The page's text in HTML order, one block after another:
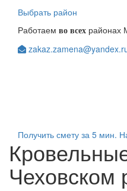
Выбрать район
Работаем во всех районах
Получить смету за 5 мин.
Чеховском